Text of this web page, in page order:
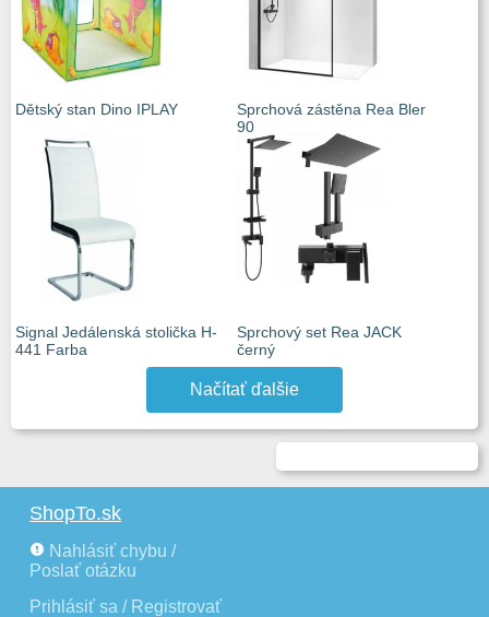
Dětský stan Dino IPLAY
Sprchová zástěna Rea Bler
90
Signal Jedálenská stolička H-
441 Farba
Sprchový set Rea JACK
černý
Načítať ďalšie
ShopTo.sk
Nahlásiť chybu /
Poslať otázku
Prihlásiť sa / Registrovať